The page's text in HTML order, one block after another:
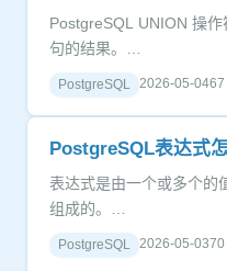
PostgreSQL UNION 操
句的结果。…
PostgreSQL 2026-05-0467
PostgreSQL表达式怎
表达式是由一个或多个的
组成的。…
PostgreSQL 2026-05-0370